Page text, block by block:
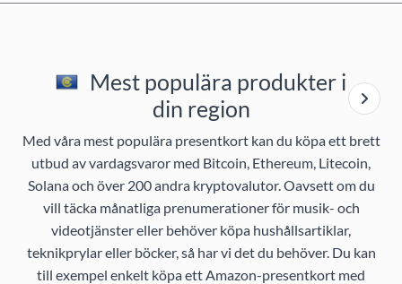
Mest populära produkter i
din region
Med våra mest populära presentkort kan du köpa ett brett
utbud av vardagsvaror med Bitcoin, Ethereum, Litecoin,
Solana och över 200 andra kryptovalutor. Oavsett om du
vill täcka månatliga prenumerationer för musik- och
videotjänster eller behöver köpa hushållsartiklar,
teknikprylar eller böcker, så har vi det du behöver. Du kan
till exempel enkelt köpa ett Amazon-presentkort med